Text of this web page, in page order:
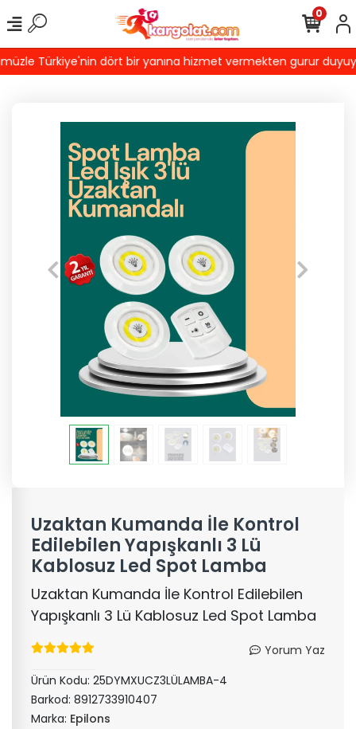
Türkiye'nin dört bir yanına hizmet vermekten gurur
0
Uzaktan Kumanda İle Kontrol
Edilebilen Yapışkanlı 3 Lü
Kablosuz Led Spot Lamba
Uzaktan Kumanda İle Kontrol Edilebilen
Yapışkanlı 3 Lü Kablosuz Led Spot Lamba
Yorum Yaz
Ürün Kodu: 25DYMXUCZ3LÜLAMBA-4
Barkod: 8912733910407
Marka: Epilons